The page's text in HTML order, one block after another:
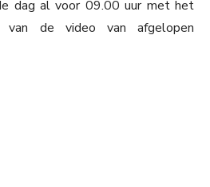
dag al voor 09.00 uur met het
van de video van afgelopen